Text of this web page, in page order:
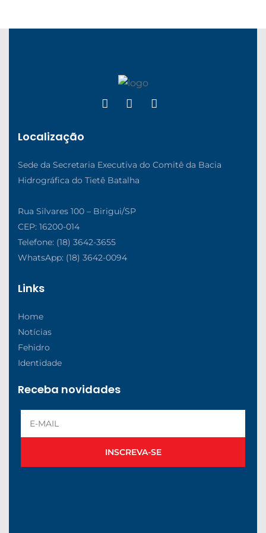
Localização
Sede da Secretaria Executiva do Comitê da Bacia
Hidrográfica do Tietê Batalha
Rua Silvares 100 – Birigui/SP
CEP: 16200-014
Telefone: (18) 3642-3655
WhatsApp: (18) 3642-0094
Links
Home
Notícias
Fehidro
Identidade
Receba novidades